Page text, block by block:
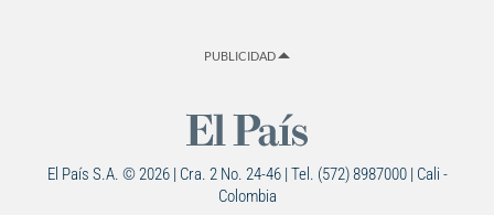
PUBLICIDAD
El País S.A. © 2026 | Cra. 2 No. 24-46 | Tel. (572) 8987000 | Cali -
Colombia